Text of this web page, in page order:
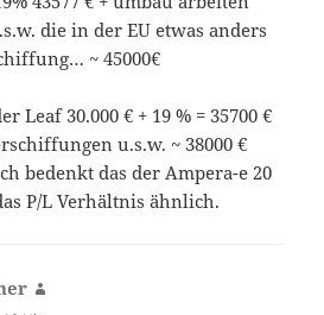
die in der EU etwas anders
~ 45000€
Leaf 30.000 € + 19 % = 35700 €
u.s.w. ~ 38000 €
bedenkt das der Ampera-e 20
P/L Verhältnis ähnlich.